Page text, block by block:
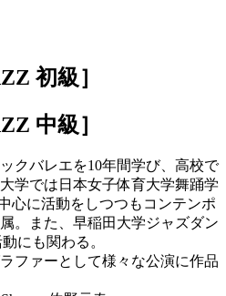
初級］
中級］
クバレエを10年間学び、高校で
学では日本女子体育大学舞踊学
心に活動をしつつもコンテンポ
。また、早稲田大学ジャズダン
にも関わる。
ファーとして様々な公演に作品